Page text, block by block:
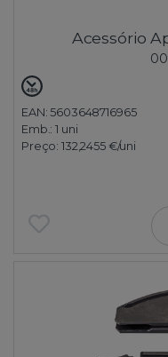
Acessório
EAN: 5603648716965
Emb.:1 uni
Preço: 132,2455 €/uni